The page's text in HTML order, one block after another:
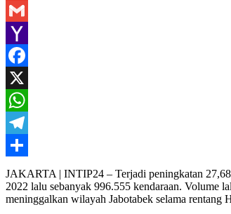
Gmail
Yahoo
Mail
Facebook
X
WhatsApp
Telegram
Share
JAKARTA | INTIP24 – Terjadi peningkatan
2022 lalu sebanyak 996.555 kendaraan. Volume
meninggalkan wilayah Jabotabek selama